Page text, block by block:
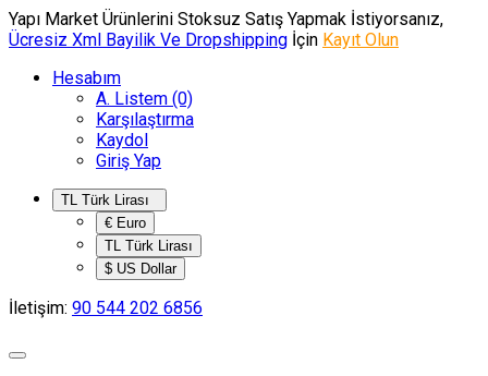
Yapı Market Ürünlerini Stoksuz Satış Yapmak İstiyorsanız,
Ücresiz Xml Bayilik Ve Dropshipping İçin Kayıt Olun
Hesabım
A. Listem (0)
Karşılaştırma
Kaydol
Giriş Yap
€ Euro
TL Türk Lirası
$ US Dollar
İletişim: 90 544 202 6856